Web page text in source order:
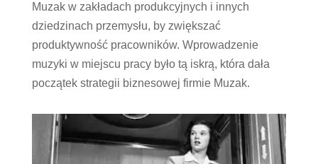
Muzak w zakładach produkcyjnych i innych
dziedzinach przemysłu, by zwiększać
produktywność pracowników. Wprowadzenie
muzyki w miejscu pracy było tą iskrą, która dała
początek strategii biznesowej firmie Muzak.